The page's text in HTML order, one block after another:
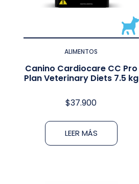
ALIMENTOS
Canino Cardiocare CC Pro
Plan Veterinary Diets 7.5 kg
$37.900
LEER MÁS